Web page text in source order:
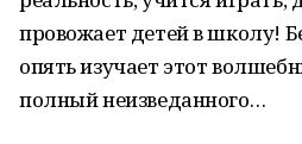
провожает детей в школу!
опять изучает этот
полный неизведанного…